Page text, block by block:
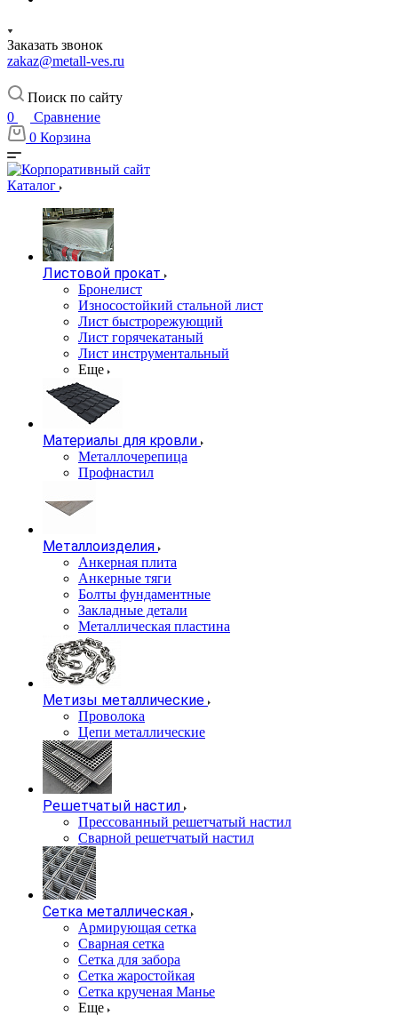
Заказать звонок
zakaz@metall-ves.ru
Поиск по сайту
0
Сравнение
0 Корзина
Каталог
Листовой прокат
Бронелист
Износостойкий стальной лист
Лист быстрорежующий
Лист горячекатаный
Лист инструментальный
Еще
Материалы для кровли
Металлочерепица
Профнастил
Металлоизделия
Анкерная плита
Анкерные тяги
Болты фундаментные
Закладные детали
Металлическая пластина
Метизы металлические
Проволока
Цепи металлические
Решетчатый настил
Прессованный решетчатый настил
Сварной решетчатый настил
Сетка металлическая
Армирующая сетка
Сварная сетка
Сетка для забора
Сетка жаростойкая
Сетка крученая Манье
Еще